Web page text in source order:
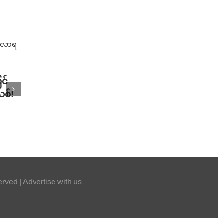
င်
စ်!
| Advertise with us